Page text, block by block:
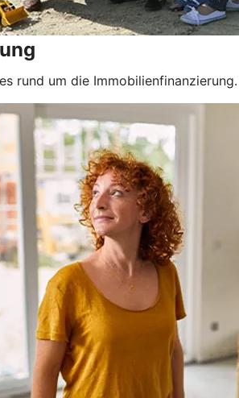
rund um die Immobilienfinanzierung.